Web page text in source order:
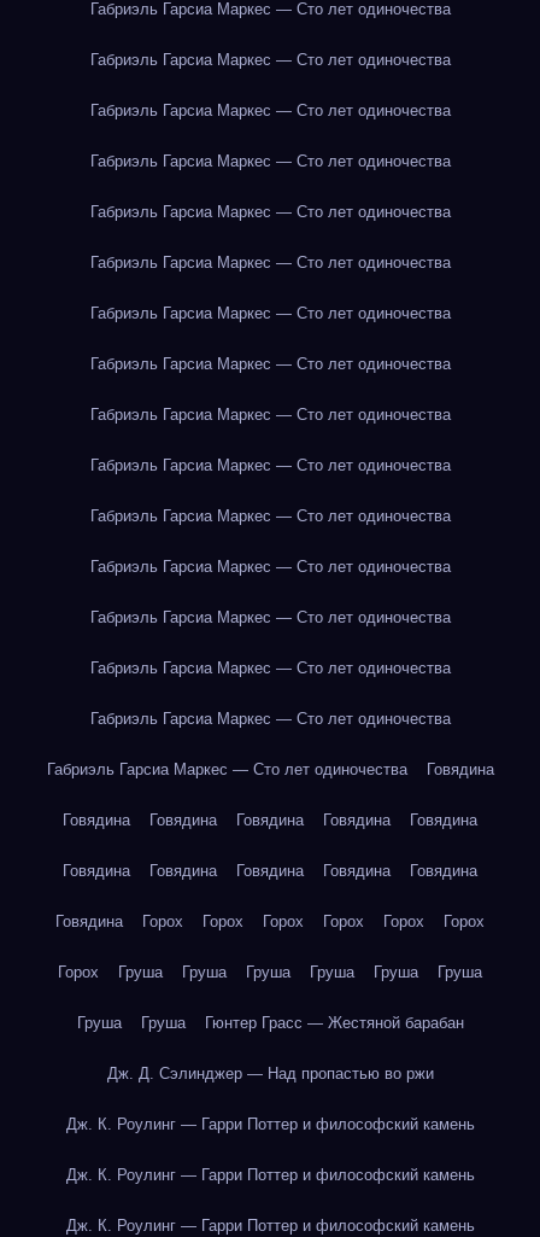
Габриэль Гарсиа Маркес — Сто лет одиночества
Габриэль Гарсиа Маркес — Сто лет одиночества
Габриэль Гарсиа Маркес — Сто лет одиночества
Габриэль Гарсиа Маркес — Сто лет одиночества
Габриэль Гарсиа Маркес — Сто лет одиночества
Габриэль Гарсиа Маркес — Сто лет одиночества
Габриэль Гарсиа Маркес — Сто лет одиночества
Габриэль Гарсиа Маркес — Сто лет одиночества
Габриэль Гарсиа Маркес — Сто лет одиночества
Габриэль Гарсиа Маркес — Сто лет одиночества
Габриэль Гарсиа Маркес — Сто лет одиночества
Габриэль Гарсиа Маркес — Сто лет одиночества
Габриэль Гарсиа Маркес — Сто лет одиночества
Габриэль Гарсиа Маркес — Сто лет одиночества
Габриэль Гарсиа Маркес — Сто лет одиночества
Габриэль Гарсиа Маркес — Сто лет одиночества Говядина
Говядина Говядина Говядина Говядина Говядина
Говядина Говядина Говядина Говядина Говядина
Говядина Горох Горох Горох Горох Горох Горох
Горох Груша Груша Груша Груша Груша Груша
Груша Груша Гюнтер Грасс — Жестяной барабан
Дж. Д. Сэлинджер — Над пропастью во ржи
Дж. К. Роулинг — Гарри Поттер и философский камень
Дж. К. Роулинг — Гарри Поттер и философский камень
Дж. К. Роулинг — Гарри Поттер и философский камень